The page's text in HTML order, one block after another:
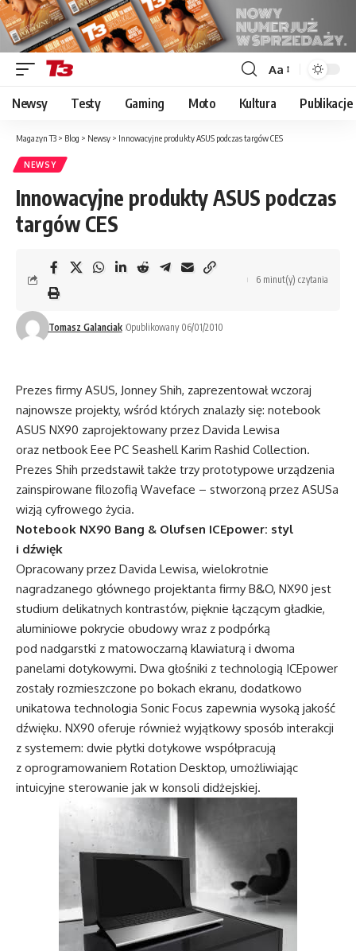
Font
Resizer
Aa
Newsy Testy Gaming Moto Kultura Publikacje
Magazyn T3 > Blog > Newsy > Innowacyjne produkty ASUS podczas targów CES
NEWSY
Innowacyjne produkty ASUS podczas
targów CES
Tomasz Galanciak Opublikowany 06/01/2010
6 minut(y) czytania
Prezes firmy ASUS, Jonney Shih, zaprezentował wczoraj
najnowsze projekty, wśród których znalazły się: notebook
ASUS NX90 zaprojektowany przez Davida Lewisa
oraz netbook Eee PC Seashell Karim Rashid Collection.
Prezes Shih przedstawił także trzy prototypowe urządzenia
zainspirowane filozofią Waveface – stworzoną przez ASUSa
wizją cyfrowego życia.
Notebook NX90 Bang & Olufsen ICEpower: styl
i dźwięk
Opracowany przez Davida Lewisa, wielokrotnie
nagradzanego głównego projektanta firmy B&O, NX90 jest
studium delikatnych kontrastów, pięknie łączącym gładkie,
aluminiowe pokrycie obudowy wraz z podpórką
pod nadgarstki z matowoczarną klawiaturą i dwoma
panelami dotykowymi. Dwa głośniki z technologią ICEpower
zostały rozmieszczone po bokach ekranu, dodatkowo
unikatowa technologia Sonic Focus zapewnia wysoką jakość
dźwięku. NX90 oferuje również wyjątkowy sposób interakcji
z systemem: dwie płytki dotykowe współpracują
z oprogramowaniem Rotation Desktop, umożliwiając
intuicyjne sterowanie jak w konsoli didżejskiej.